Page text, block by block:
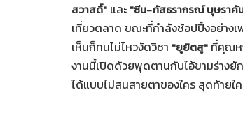
สวาสดิ์" และ "ซีน-ภัสธรากรณ์ บุษราคั
เที่ยวตลาด ขณะที่กำลังช้อปปิ้งอย่าง
เห็นก็ทนไม่ไหวงัดวิชา "ยูยิตสู" ที่คุณห
งานนี้เปิดด้วยพุดตานกับไอ้ขามร่าง
ได้แบบไม่สนสายตาของใคร สุดท้ายใ